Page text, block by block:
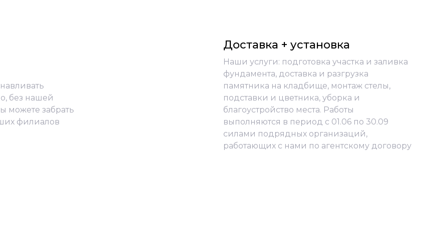
без нашей
можете забрать
филиалов
Доставка + установка
Наши услуги: подготовка участка и заливка
фундамента, доставка и разгрузка
памятника на кладбище, монтаж стелы,
подставки и цветника, уборка и
благоустройство места. Работы
выполняются в период с 01.06 по 30.09
силами подрядных организаций,
работающих с нами по агентскому договору